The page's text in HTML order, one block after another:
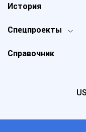
Спецпроекты
История
Справочник